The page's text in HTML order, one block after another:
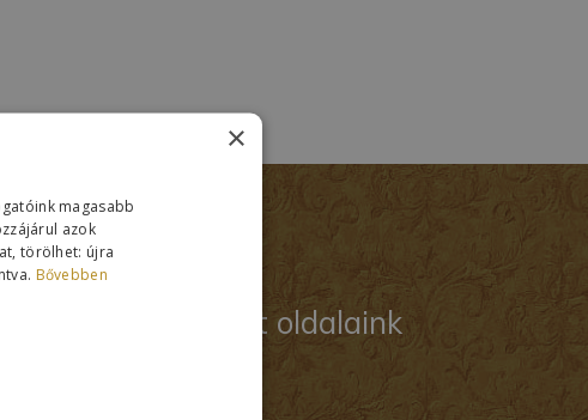
Kiemelt oldalaink
×
magasabb
azok
törölhet: újra
Bővebben